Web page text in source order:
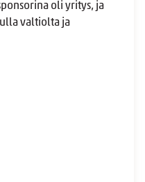
oli yritys, ja
valtiolta ja